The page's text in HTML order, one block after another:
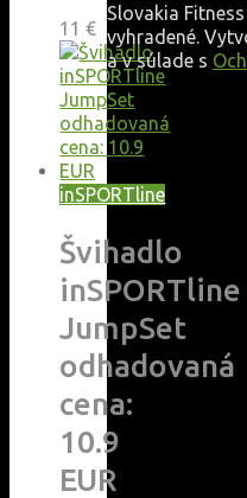
11€
inSPORTline
Švihadlo
inSPORTline
JumpSet
odhadovaná
cena:
10.9
EUR
Slovakia
vyhradené.
a v súlade s